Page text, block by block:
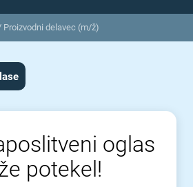
Proizvodni delavec (m/ž)
oglas
potekel!